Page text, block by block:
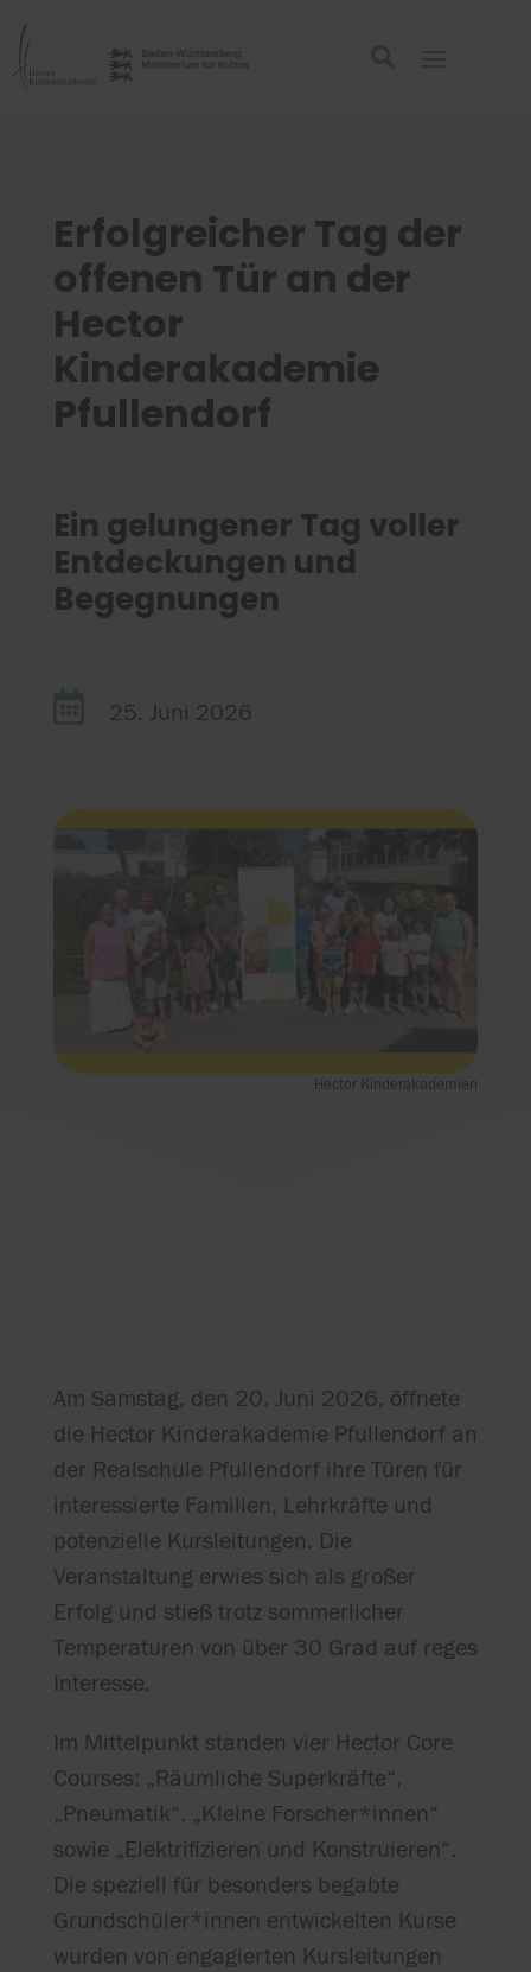
Erfolgreicher Tag der
offenen Tür an der
Hector
Kinderakademie
Pfullendorf
Ein gelungener Tag voller
Entdeckungen und
Begegnungen
25. Juni 2026
Hector Kinderakademien
Am Samstag, den 20. Juni 2026, öffnete
die Hector Kinderakademie Pfullendorf an
der Realschule Pfullendorf ihre Türen für
interessierte Familien, Lehrkräfte und
potenzielle Kursleitungen. Die
Veranstaltung erwies sich als großer
Erfolg und stieß trotz sommerlicher
Temperaturen von über 30 Grad auf reges
Interesse.
Im Mittelpunkt standen vier Hector Core
Courses: „Räumliche Superkräfte“,
„Pneumatik“, „Kleine Forscher*innen“
sowie „Elektrifizieren und Konstruieren“.
Die speziell für besonders begabte
Grundschüler*innen entwickelten Kurse
wurden von engagierten Kursleitungen